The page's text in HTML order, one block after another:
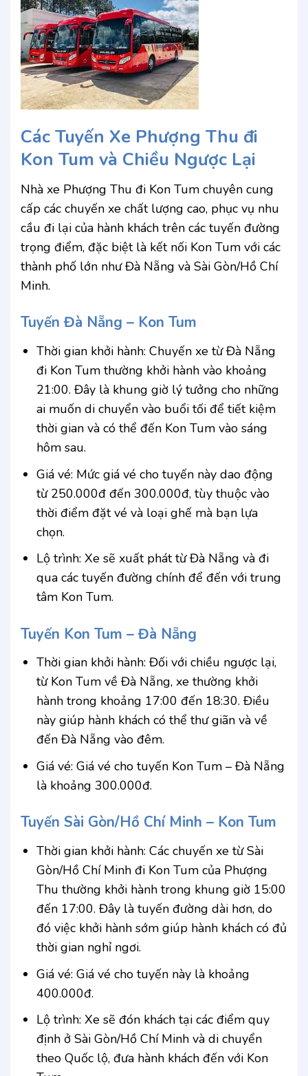
Các Tuyến Xe Phượng Thu đi
Kon Tum và Chiều Ngược Lại
Nhà xe Phượng Thu đi Kon Tum chuyên cung
cấp các chuyến xe chất lượng cao, phục vụ nhu
cầu đi lại của hành khách trên các tuyến đường
trọng điểm, đặc biệt là kết nối Kon Tum với các
thành phố lớn như Đà Nẵng và Sài Gòn/Hồ Chí
Minh.
Tuyến Đà Nẵng – Kon Tum
Thời gian khởi hành: Chuyến xe từ Đà Nẵng
đi Kon Tum thường khởi hành vào khoảng
21:00. Đây là khung giờ lý tưởng cho những
ai muốn di chuyển vào buổi tối để tiết kiệm
thời gian và có thể đến Kon Tum vào sáng
hôm sau.
Giá vé: Mức giá vé cho tuyến này dao động
từ 250.000đ đến 300.000đ, tùy thuộc vào
thời điểm đặt vé và loại ghế mà bạn lựa
chọn.
Lộ trình: Xe sẽ xuất phát từ Đà Nẵng và đi
qua các tuyến đường chính để đến với trung
tâm Kon Tum.
Tuyến Kon Tum – Đà Nẵng
Thời gian khởi hành: Đối với chiều ngược lại,
từ Kon Tum về Đà Nẵng, xe thường khởi
hành trong khoảng 17:00 đến 18:30. Điều
này giúp hành khách có thể thư giãn và về
đến Đà Nẵng vào đêm.
Giá vé: Giá vé cho tuyến Kon Tum – Đà Nẵng
là khoảng 300.000đ.
Tuyến Sài Gòn/Hồ Chí Minh – Kon Tum
Thời gian khởi hành: Các chuyến xe từ Sài
Gòn/Hồ Chí Minh đi Kon Tum của Phượng
Thu thường khởi hành trong khung giờ 15:00
đến 17:00. Đây là tuyến đường dài hơn, do
đó việc khởi hành sớm giúp hành khách có đủ
thời gian nghỉ ngơi.
Giá vé: Giá vé cho tuyến này là khoảng
400.000đ.
Lộ trình: Xe sẽ đón khách tại các điểm quy
định ở Sài Gòn/Hồ Chí Minh và di chuyển
theo Quốc lộ, đưa hành khách đến với Kon